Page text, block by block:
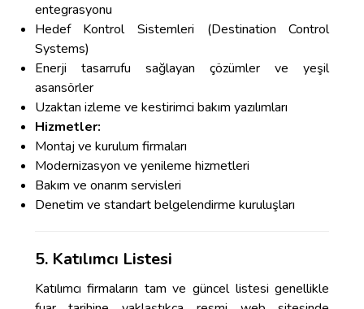
entegrasyonu
Hedef Kontrol Sistemleri (Destination Control
Systems)
Enerji tasarrufu sağlayan çözümler ve yeşil
asansörler
Uzaktan izleme ve kestirimci bakım yazılımları
Hizmetler:
Montaj ve kurulum firmaları
Modernizasyon ve yenileme hizmetleri
Bakım ve onarım servisleri
Denetim ve standart belgelendirme kuruluşları
5. Katılımcı Listesi
Katılımcı firmaların tam ve güncel listesi genellikle